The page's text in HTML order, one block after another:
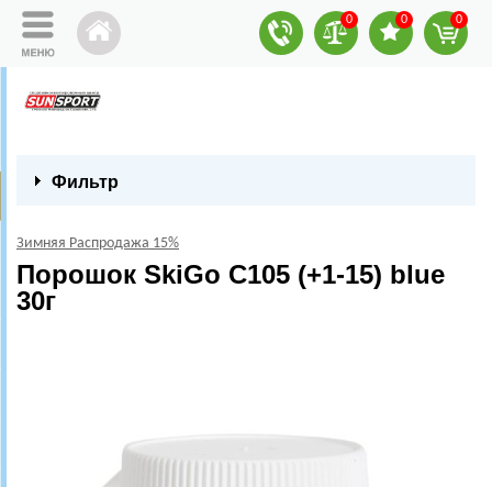
0 0 0
Фильтр
Зимняя Распродажа 15%
Порошок SkiGo C105 (+1-15) blue
30г